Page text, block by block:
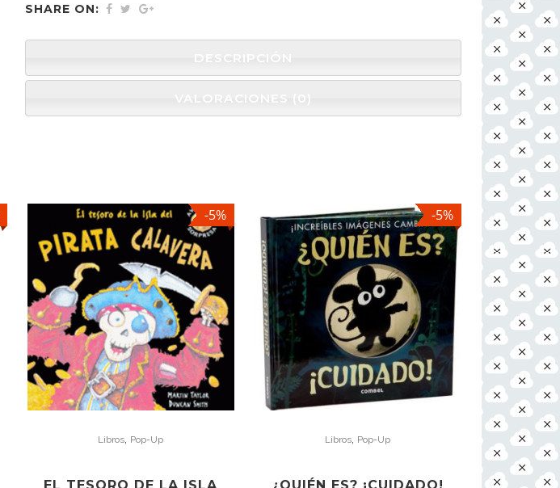
SHARE ON:
DESCRIPCIÓN
VALORACIONES (0)
-5%
Libros Pop-Up
-5%
Libros Pop-Up